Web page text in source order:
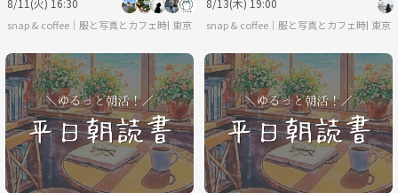
snap & coffee｜服と写真とカフェ時間東京 snap & coffee｜服と写真とカフェ時間東京